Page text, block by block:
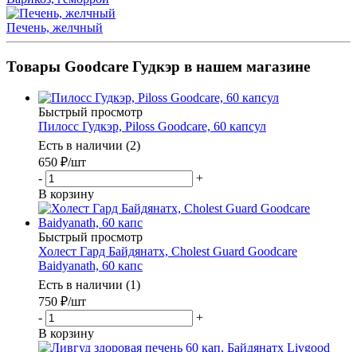
Печень, желчный
Товары Goodcare Гудкэр в нашем магазине
Быстрый просмотр
Пилосс Гудкэр, Piloss Goodcare, 60 капсул
Есть в наличии (2)
650 ₽/шт
-
+
В корзину
Быстрый просмотр
Холест Гард Байдянатх, Cholest Guard Goodcare
Baidyanath, 60 капс
Есть в наличии (1)
750 ₽/шт
-
+
В корзину